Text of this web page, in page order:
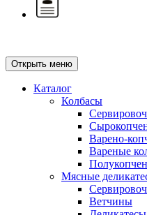
Открыть меню
Каталог
Колбасы
Варено-
Вареные
Мясные
Ветчины